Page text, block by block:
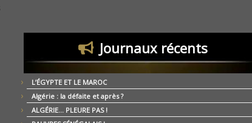
Journaux récents
L’ÉGYPTE ET LE MAROC
Algérie : la défaite et après ?
ALGÉRIE… PLEURE PAS !